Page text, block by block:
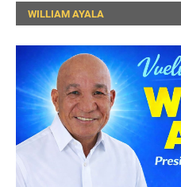
WILLIAM AYALA